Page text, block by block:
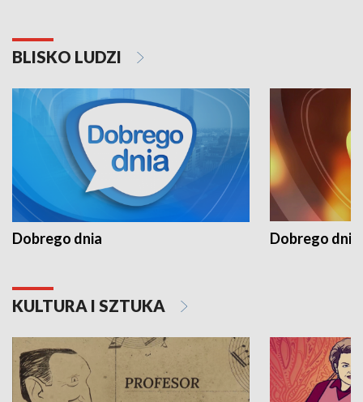
BLISKO LUDZI
Dobrego dnia Dobrego dnia
KULTURA I SZTUKA